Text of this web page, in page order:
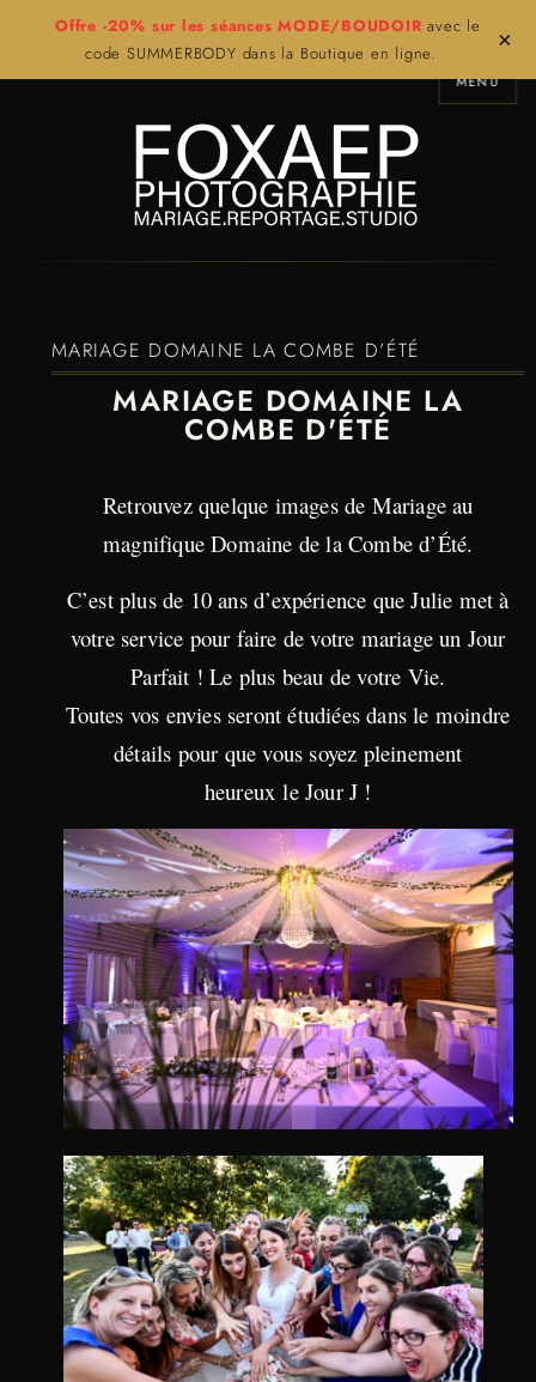
Offre -20% sur les séances MODE/BOUDOIR avec le
code SUMMERBODY dans la Boutique en ligne.
×
MENU
MARIAGE DOMAINE LA COMBE D’ÉTÉ
MARIAGE DOMAINE LA
COMBE D'ÉTÉ
Retrouvez quelque images de Mariage au
magnifique Domaine de la Combe d’Été.
C’est plus de 10 ans d’expérience que Julie met à
votre service pour faire de votre mariage un Jour
Parfait ! Le plus beau de votre Vie.
Toutes vos envies seront étudiées dans le moindre
détails pour que vous soyez pleinement
heureux le Jour J !